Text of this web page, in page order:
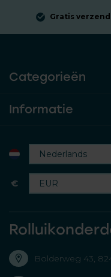
Gratis
Categorieën
Informatie
€
Bolderweg 43,